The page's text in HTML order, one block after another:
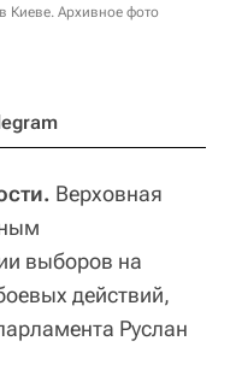
Киеве. Архивное фото
Верховная
выборов на
действий,
Руслан